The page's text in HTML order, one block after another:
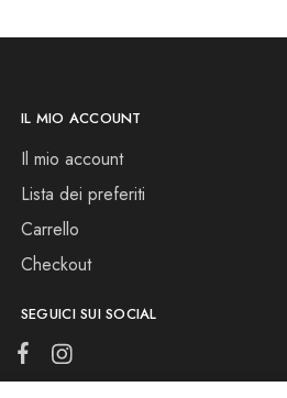
IL MIO ACCOUNT
Il mio account
Lista dei preferiti
Carrello
Checkout
SEGUICI SUI SOCIAL